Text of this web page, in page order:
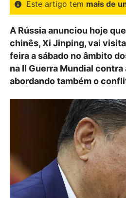
Este artigo tem mais de
A Rússia anunciou hoje
chinês, Xi Jinping, vai
feira a sábado no âmbito
na II Guerra Mundial contra
abordando também o